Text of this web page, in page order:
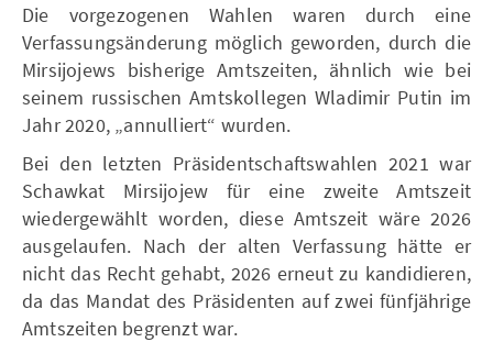
Die vorgezogenen Wahlen waren durch eine
Verfassungsänderung möglich geworden, durch die
Mirsijojews bisherige Amtszeiten, ähnlich wie bei
seinem russischen Amtskollegen Wladimir Putin im
Jahr 2020, „annulliert“ wurden.
Bei den letzten Präsidentschaftswahlen 2021 war
Schawkat Mirsijojew für eine zweite Amtszeit
wiedergewählt worden, diese Amtszeit wäre 2026
ausgelaufen. Nach der alten Verfassung hätte er
nicht das Recht gehabt, 2026 erneut zu kandidieren,
da das Mandat des Präsidenten auf zwei fünfjährige
Amtszeiten begrenzt war.